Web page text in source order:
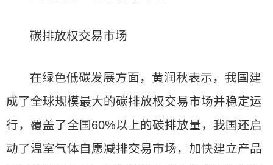
碳排放权交易市场
在绿色低碳发展方面，黄润秋表示，我国建
成了全球规模最大的碳排放权交易市场并稳定运
行，覆盖了全国60%以上的碳排放量，我国还启
动了温室气体自愿减排交易市场，加快建立产品